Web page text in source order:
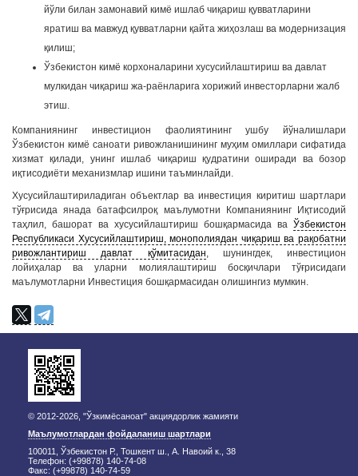
йўли билан замонавий кимё ишлаб чиқариш қувватларини
яратиш ва мавжуд қувватларни қайта жиҳозлаш ва модернизация
қилиш;
Ўзбекистон кимё корхоналарини хусусийлаштириш ва давлат
мулкидан чиқариш жа-раёнларига хорижий инвесторларни жалб
этиш.
Компаниянинг инвестицион фаолиятининг ушбу йўналишлари
Ўзбекистон кимё саноати ривожланишининг муҳим омиллари сифатида
хизмат қилади, унинг ишлаб чиқариш қудратини оширади ва бозор
иқтисодиёти механизмлар ишини таъминлайди.
Хусусийлаштириладиган объектлар ва инвестиция киритиш шартлари
тўғрисида янада батафсилроқ маълумотни Компаниянинг Иқтисодий
таҳлил, башорат ва хусусийлаштириш бошқармасида ва Ўзбекистон
Республикаси Хусусийлаштириш, монополиядан чиқариш ва рақобатни
ривожлантириш давлат қўмитасидан, шунингдек, инвестицион
лойиҳалар ва уларни молиялаштириш босқичлари тўғрисидаги
маълумотларни Инвестиция бошқармасидан олишингиз мумкин.
© 2012-2026, "Ўзкимёсаноат" акциядорлик жамияти
Маълумотлардан фойдаланиш шартлари
100011, Ўзбекистон Р., Тошкент ш., А. Навоий к., 38
Телефон: (+99878) 140-74-08
Факс: (+99878) 140-74-59